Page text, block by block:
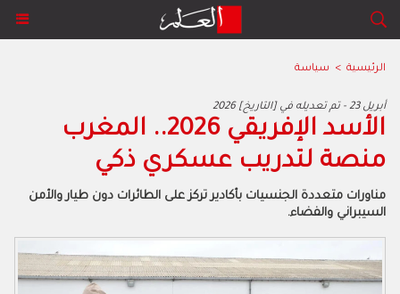
الرئيسية > سياسة
2026 أبريل 23 - تم تعديله في [التاريخ]
الأسد الإفريقي 2026.. المغرب
منصة لتدريب عسكري ذكي
مناورات متعددة الجنسيات بأكادير تركز على الطائرات دون طيار والأمن
السيبراني والفضاء.